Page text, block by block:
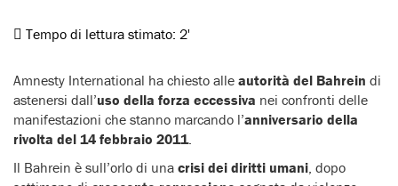
Tempo di lettura stimato: 2'
Amnesty International ha chiesto alle autorità del Bahrein di
astenersi dall’uso della forza eccessiva nei confronti delle
manifestazioni che stanno marcando l’anniversario della
rivolta del 14 febbraio 2011.
Il Bahrein è sull’orlo di una crisi dei diritti umani, dopo